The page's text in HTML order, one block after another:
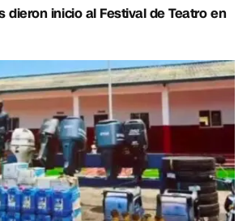
dieron inicio al Festival de Teatro en